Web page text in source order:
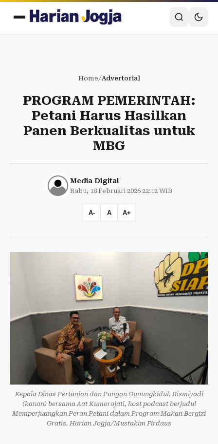
Home/Advertorial
PROGRAM PEMERINTAH:
Petani Harus Hasilkan
Panen Berkualitas untuk
MBG
Media Digital
Rabu, 18 Februari 2026 22:12 WIB
A- A A+
Kepala Dinas Pertanian dan Pangan Gunungkidul, Rismiyadi
(kanan) bersama Aat Kumorojati, host podcast berjudul
Memperjuangkan Peran Petani dalam Program Makan Bergizi
Gratis. Harian Jogja/Mustakim Firdaus